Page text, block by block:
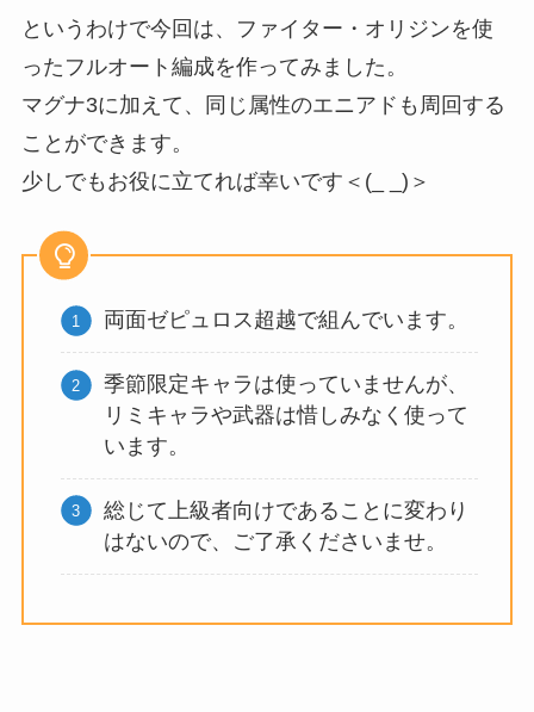
というわけで今回は、ファイター・オリジンを使
ったフルオート編成を作ってみました。
マグナ3に加えて、同じ属性のエニアドも周回する
ことができます。
少しでもお役に立てれば幸いです＜(_ _)＞
両面ゼピュロス超越で組んでいます。
季節限定キャラは使っていませんが、
リミキャラや武器は惜しみなく使って
います。
総じて上級者向けであることに変わり
はないので、ご了承くださいませ。